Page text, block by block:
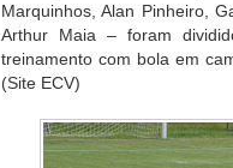
Marquinhos, Alan Pinheiro,
Arthur Maia – foram
treinamento com bola em
(Site ECV)